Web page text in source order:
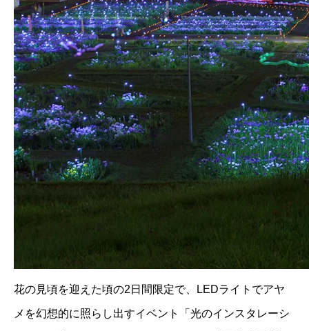
花の見頃を迎えた頃の2日間限定で、LEDライトでアヤ
メを幻想的に照らし出すイベント「光のインスタレーシ